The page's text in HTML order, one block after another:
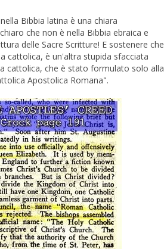
Bibbia latina è una chiara
che non è nella Bibbia ebraica e
delle Sacre Scritture! E sostenere che
cattolica, è un'altra stupida sfacciata
cattolica, che è stato formulato solo alla
Apostolica Romana".